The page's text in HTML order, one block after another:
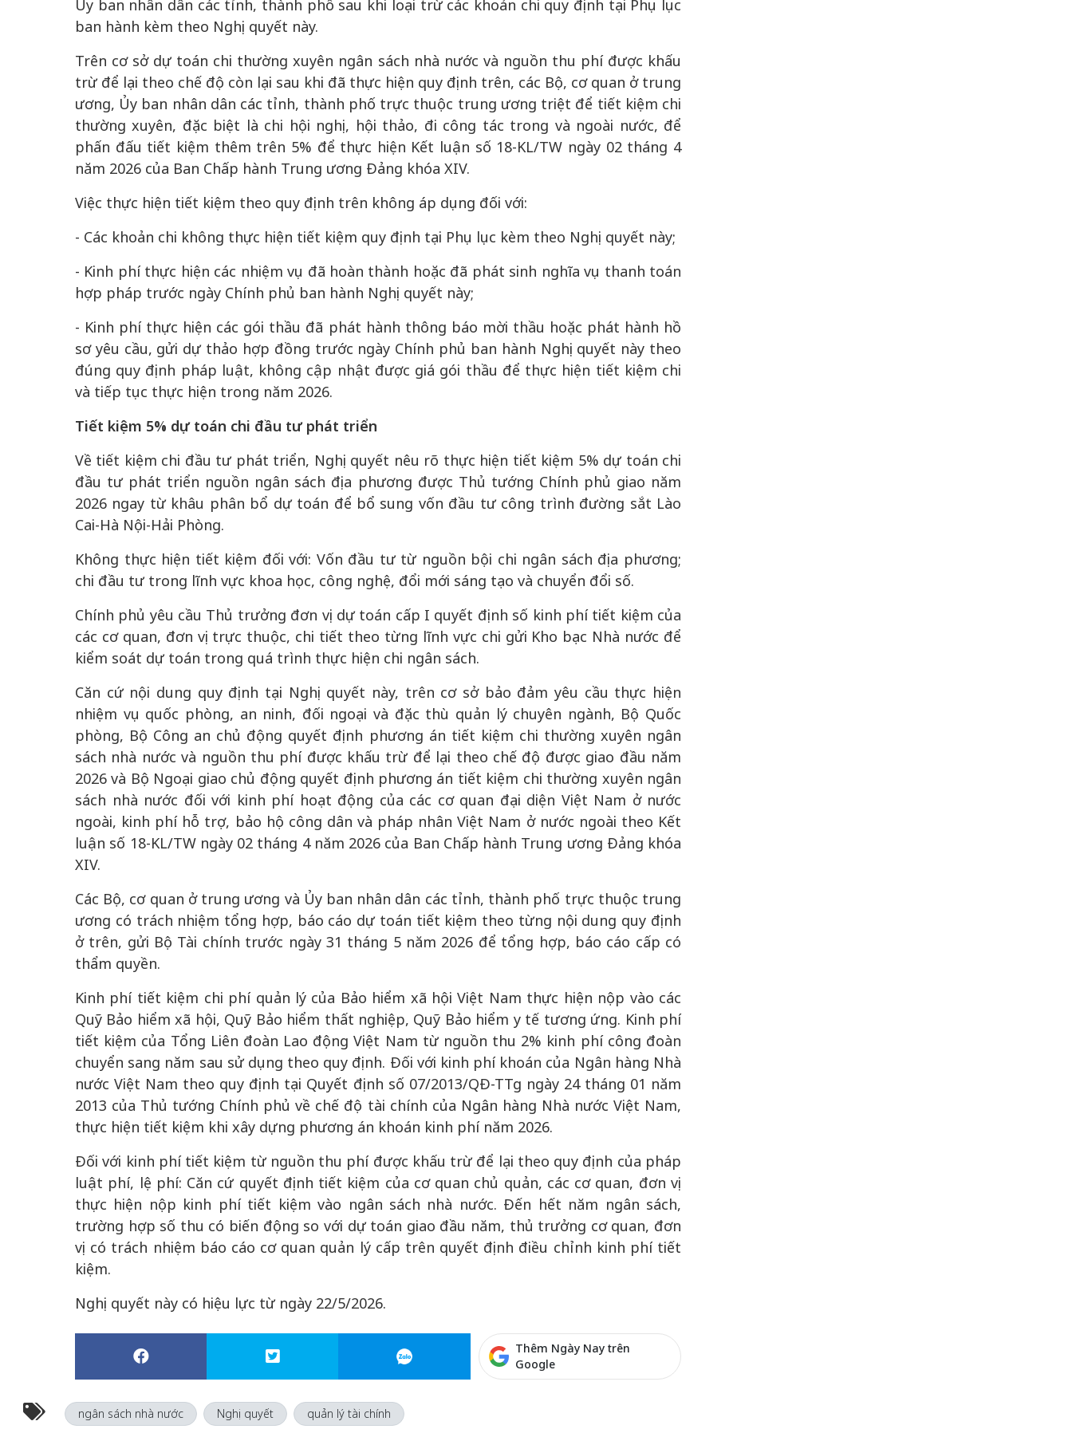
Ủy ban nhân dân các tỉnh, thành phố sau khi loại trừ các khoản chi quy định tại Phụ lục
ban hành kèm theo Nghị quyết này.
Trên cơ sở dự toán chi thường xuyên ngân sách nhà nước và nguồn thu phí được khấu
trừ để lại theo chế độ còn lại sau khi đã thực hiện quy định trên, các Bộ, cơ quan ở trung
ương, Ủy ban nhân dân các tỉnh, thành phố trực thuộc trung ương triệt để tiết kiệm chi
thường xuyên, đặc biệt là chi hội nghị, hội thảo, đi công tác trong và ngoài nước, để
phấn đấu tiết kiệm thêm trên 5% để thực hiện Kết luận số 18-KL/TW ngày 02 tháng 4
năm 2026 của Ban Chấp hành Trung ương Đảng khóa XIV.
Việc thực hiện tiết kiệm theo quy định trên không áp dụng đối với:
- Các khoản chi không thực hiện tiết kiệm quy định tại Phụ lục kèm theo Nghị quyết này;
- Kinh phí thực hiện các nhiệm vụ đã hoàn thành hoặc đã phát sinh nghĩa vụ thanh toán
hợp pháp trước ngày Chính phủ ban hành Nghị quyết này;
- Kinh phí thực hiện các gói thầu đã phát hành thông báo mời thầu hoặc phát hành hồ
sơ yêu cầu, gửi dự thảo hợp đồng trước ngày Chính phủ ban hành Nghị quyết này theo
đúng quy định pháp luật, không cập nhật được giá gói thầu để thực hiện tiết kiệm chi
và tiếp tục thực hiện trong năm 2026.
Tiết kiệm 5% dự toán chi đầu tư phát triển
Về tiết kiệm chi đầu tư phát triển, Nghị quyết nêu rõ thực hiện tiết kiệm 5% dự toán chi
đầu tư phát triển nguồn ngân sách địa phương được Thủ tướng Chính phủ giao năm
2026 ngay từ khâu phân bổ dự toán để bổ sung vốn đầu tư công trình đường sắt Lào
Cai-Hà Nội-Hải Phòng.
Không thực hiện tiết kiệm đối với: Vốn đầu tư từ nguồn bội chi ngân sách địa phương;
chi đầu tư trong lĩnh vực khoa học, công nghệ, đổi mới sáng tạo và chuyển đổi số.
Chính phủ yêu cầu Thủ trưởng đơn vị dự toán cấp I quyết định số kinh phí tiết kiệm của
các cơ quan, đơn vị trực thuộc, chi tiết theo từng lĩnh vực chi gửi Kho bạc Nhà nước để
kiểm soát dự toán trong quá trình thực hiện chi ngân sách.
Căn cứ nội dung quy định tại Nghị quyết này, trên cơ sở bảo đảm yêu cầu thực hiện
nhiệm vụ quốc phòng, an ninh, đối ngoại và đặc thù quản lý chuyên ngành, Bộ Quốc
phòng, Bộ Công an chủ động quyết định phương án tiết kiệm chi thường xuyên ngân
sách nhà nước và nguồn thu phí được khấu trừ để lại theo chế độ được giao đầu năm
2026 và Bộ Ngoại giao chủ động quyết định phương án tiết kiệm chi thường xuyên ngân
sách nhà nước đối với kinh phí hoạt động của các cơ quan đại diện Việt Nam ở nước
ngoài, kinh phí hỗ trợ, bảo hộ công dân và pháp nhân Việt Nam ở nước ngoài theo Kết
luận số 18-KL/TW ngày 02 tháng 4 năm 2026 của Ban Chấp hành Trung ương Đảng khóa
XIV.
Các Bộ, cơ quan ở trung ương và Ủy ban nhân dân các tỉnh, thành phố trực thuộc trung
ương có trách nhiệm tổng hợp, báo cáo dự toán tiết kiệm theo từng nội dung quy định
ở trên, gửi Bộ Tài chính trước ngày 31 tháng 5 năm 2026 để tổng hợp, báo cáo cấp có
thẩm quyền.
Kinh phí tiết kiệm chi phí quản lý của Bảo hiểm xã hội Việt Nam thực hiện nộp vào các
Quỹ Bảo hiểm xã hội, Quỹ Bảo hiểm thất nghiệp, Quỹ Bảo hiểm y tế tương ứng. Kinh phí
tiết kiệm của Tổng Liên đoàn Lao động Việt Nam từ nguồn thu 2% kinh phí công đoàn
chuyển sang năm sau sử dụng theo quy định. Đối với kinh phí khoán của Ngân hàng Nhà
nước Việt Nam theo quy định tại Quyết định số 07/2013/QĐ-TTg ngày 24 tháng 01 năm
2013 của Thủ tướng Chính phủ về chế độ tài chính của Ngân hàng Nhà nước Việt Nam,
thực hiện tiết kiệm khi xây dựng phương án khoán kinh phí năm 2026.
Đối với kinh phí tiết kiệm từ nguồn thu phí được khấu trừ để lại theo quy định của pháp
luật phí, lệ phí: Căn cứ quyết định tiết kiệm của cơ quan chủ quản, các cơ quan, đơn vị
thực hiện nộp kinh phí tiết kiệm vào ngân sách nhà nước. Đến hết năm ngân sách,
trường hợp số thu có biến động so với dự toán giao đầu năm, thủ trưởng cơ quan, đơn
vị có trách nhiệm báo cáo cơ quan quản lý cấp trên quyết định điều chỉnh kinh phí tiết
kiệm.
Nghị quyết này có hiệu lực từ ngày 22/5/2026.
Thêm Ngày Nay trên
Google
ngân sách nhà nước Nghị quyết quản lý tài chính